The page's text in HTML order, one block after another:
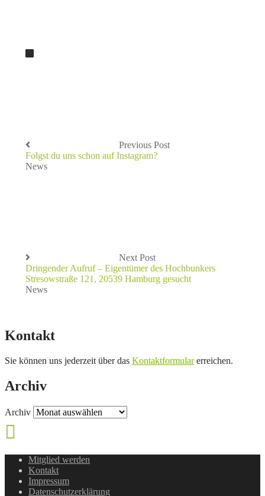
Previous Post
Folgst du uns schon auf Instagram?
News
Next Post
Dringender Aufruf – Eigentümer des Hochbunkers
Stresowstraße 121, 20539 Hamburg gesucht
News
Kontakt
Sie können uns jederzeit über das Kontaktformularerreichen.
Archiv
Archiv
Mitglied werden
Kontakt
Impressum
Datenschutzerklärung